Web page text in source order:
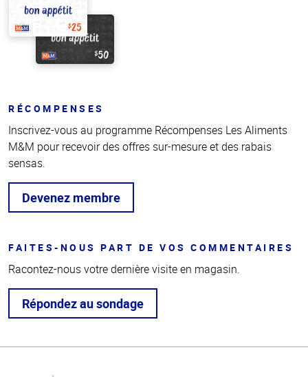
RÉCOMPENSES
Inscrivez-vous au programme Récompenses Les Aliments
M&M pour recevoir des offres sur-mesure et des rabais
sensas.
Devenez membre
FAITES-NOUS PART DE VOS COMMENTAIRES
Racontez-nous votre dernière visite en magasin.
Répondez au sondage